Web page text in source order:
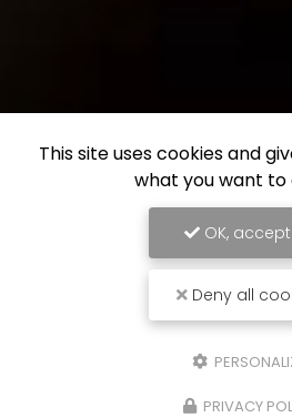
This site uses cookies and
what you want
OK,
Deny all
PRIVACY